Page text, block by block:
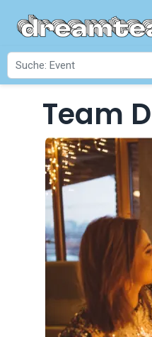
Startseite Events
Team